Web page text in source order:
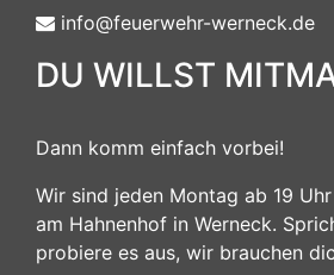
info@feuerwehr-werneck.de
DU WILLST
Dann komm einfach vorbei!
Wir sind jeden Montag ab 19
am Hahnenhof in Werneck.
probiere es aus, wir brauchen